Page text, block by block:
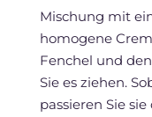
Mischung mit
homogene
Fenchel und
Sie es ziehen.
passieren Sie